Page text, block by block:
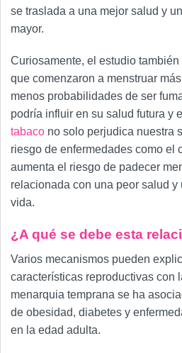
se traslada a una mejor salud y
mayor.
Curiosamente, el estudio
que comenzaron a menstruar
menos probabilidades de ser
podría influir en su salud futura y
tabaco no solo perjudica nuestra
riesgo de enfermedades como el
aumenta el riesgo de padecer
relacionada con una peor salud
vida.
¿A qué se debe esta
Varios mecanismos pueden
características reproductivas con
menarquia temprana se ha
de obesidad, diabetes y
en la edad adulta.